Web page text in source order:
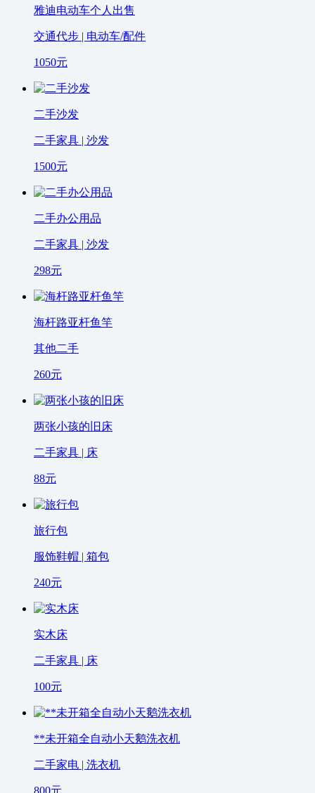
雅迪电动车个人出售
交通代步 | 电动车/配件
1050元
二手沙发
二手家具 | 沙发
1500元
二手办公用品
二手家具 | 沙发
298元
海杆路亚杆鱼竿
其他二手
260元
两张小孩的旧床
二手家具 | 床
88元
旅行包
服饰鞋帽 | 箱包
240元
实木床
二手家具 | 床
100元
**未开箱全自动小天鹅洗衣机
二手家电 | 洗衣机
800元